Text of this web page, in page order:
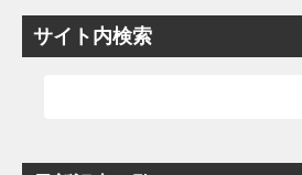
サイト内検索